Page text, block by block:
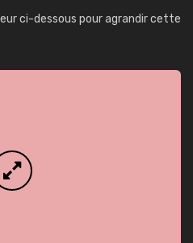
ci-dessous pour agrandir cette